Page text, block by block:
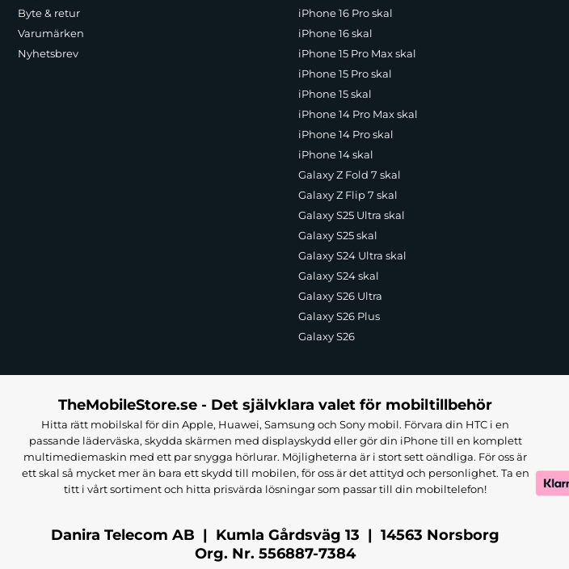
Byte & retur
Varumärken
Nyhetsbrev
iPhone 16 Pro skal
iPhone 16 skal
iPhone 15 Pro Max skal
iPhone 15 Pro skal
iPhone 15 skal
iPhone 14 Pro Max skal
iPhone 14 Pro skal
iPhone 14 skal
Galaxy Z Fold 7 skal
Galaxy Z Flip 7 skal
Galaxy S25 Ultra skal
Galaxy S25 skal
Galaxy S24 Ultra skal
Galaxy S24 skal
Galaxy S26 Ultra
Galaxy S26 Plus
Galaxy S26
TheMobileStore.se - Det självklara valet för mobiltillbehör
Hitta rätt mobilskal för din Apple, Huawei, Samsung och Sony mobil. Förvara din HTC i en
passande läderväska, skydda skärmen med displayskydd eller gör din iPhone till en komplett
multimediemaskin med ett par snygga hörlurar. Möjligheterna är i stort sett oändliga. För oss är
ett skal så mycket mer än bara ett skydd till mobilen, för oss är det attityd och personlighet. Ta en
titt i vårt sortiment och hitta prisvärda lösningar som passar till din mobiltelefon!
Danira Telecom AB | Kumla Gårdsväg 13 | 14563 Norsborg
Org. Nr. 556887-7384